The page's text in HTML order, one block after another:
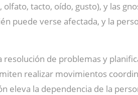
tacto, oído, gusto), y las
puede verse afectada, y la
resolución de problemas y
realizar movimientos
eleva la dependencia de la